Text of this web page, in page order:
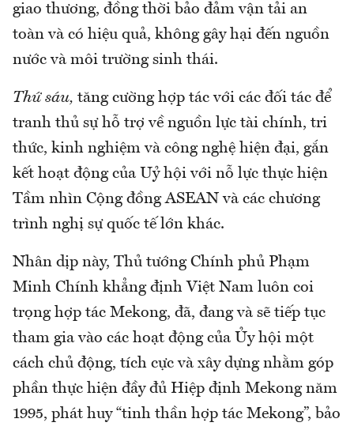
giao thương, đồng thời bảo đảm vận tải an
toàn và có hiệu quả, không gây hại đến nguồn
nước và môi trường sinh thái.
Thứ sáu, tăng cường hợp tác với các đối tác để
tranh thủ sự hỗ trợ về nguồn lực tài chính, tri
thức, kinh nghiệm và công nghệ hiện đại, gắn
kết hoạt động của Uỷ hội với nỗ lực thực hiện
Tầm nhìn Cộng đồng ASEAN và các chương
trình nghị sự quốc tế lớn khác.
Nhân dịp này, Thủ tướng Chính phủ Phạm
Minh Chính khẳng định Việt Nam luôn coi
trọng hợp tác Mekong, đã, đang và sẽ tiếp tục
tham gia vào các hoạt động của Ủy hội một
cách chủ động, tích cực và xây dựng nhằm góp
phần thực hiện đầy đủ Hiệp định Mekong năm
1995, phát huy “tinh thần hợp tác Mekong”, bảo